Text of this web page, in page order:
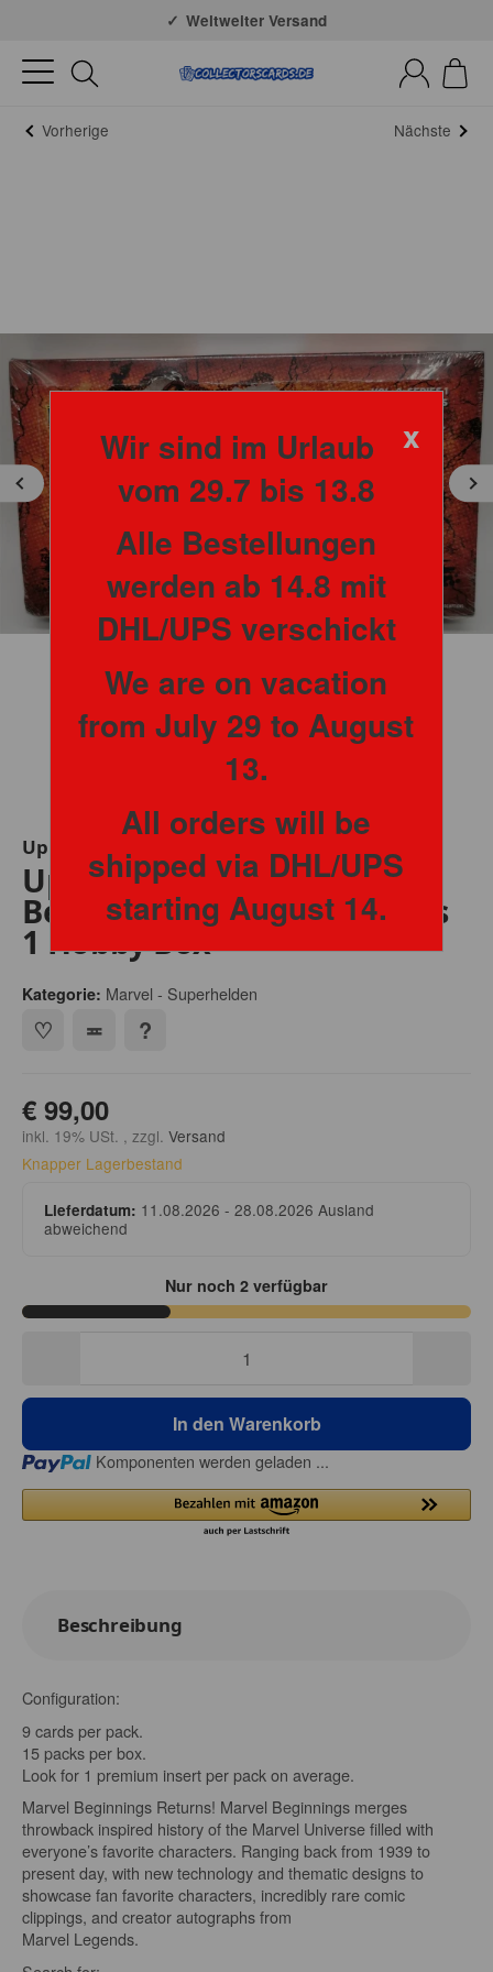
Weltweiter Versand
Vorherige Nächste
Upper Deck
Upper Deck Marvel
Beginnings Volume 2 Series
1 Hobby Box
Kategorie: Marvel - Superhelden
€ 99,00
inkl. 19% USt. , zzgl. Versand
Knapper Lagerbestand
Lieferdatum: 11.08.2026 - 28.08.2026Ausland
abweichend
Nur noch 2 verfügbar
In den Warenkorb
Loading... Komponenten werden geladen ...
Beschreibung
Configuration:
9 cards per pack.
15 packs per box.
Look for 1 premium insert per pack on average.
Marvel Beginnings Returns! Marvel Beginnings merges
throwback inspired history of the Marvel Universe filled with
everyone’s favorite characters. Ranging back from 1939 to
present day, with new technology and thematic designs to
showcase fan favorite characters, incredibly rare comic
clippings, and creator autographs from
Marvel Legends.
x
Wir sind im Urlaub
vom 29.7 bis 13.8
Alle Bestellungen
werden ab 14.8 mit
DHL/UPS verschickt
We are on vacation
from July 29 to August
13.
All orders will be
shipped via DHL/UPS
starting August 14.